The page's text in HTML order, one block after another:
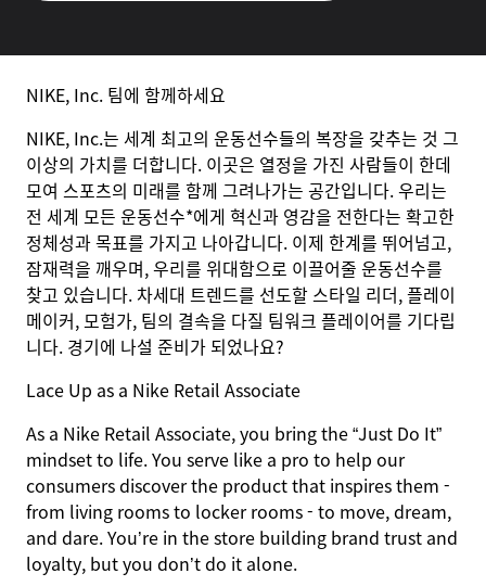
NIKE, Inc. 팀에 함께하세요
NIKE, Inc.는 세계 최고의 운동선수들의 복장을 갖추는 것 그
이상의 가치를 더합니다. 이곳은 열정을 가진 사람들이 한데
모여 스포츠의 미래를 함께 그려나가는 공간입니다. 우리는
전 세계 모든 운동선수*에게 혁신과 영감을 전한다는 확고한
정체성과 목표를 가지고 나아갑니다. 이제 한계를 뛰어넘고,
잠재력을 깨우며, 우리를 위대함으로 이끌어줄 운동선수를
찾고 있습니다. 차세대 트렌드를 선도할 스타일 리더, 플레이
메이커, 모험가, 팀의 결속을 다질 팀워크 플레이어를 기다립
니다. 경기에 나설 준비가 되었나요?
Lace Up as a Nike Retail Associate
As a Nike Retail Associate, you bring the “Just Do It”
mindset to life. You serve like a pro to help our
consumers discover the product that inspires them -
from living rooms to locker rooms - to move, dream,
and dare. You’re in the store building brand trust and
loyalty, but you don’t do it alone.